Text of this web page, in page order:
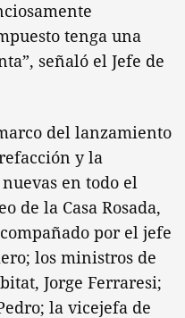
tenga una
señaló el Jefe de
del lanzamiento
y la
en todo el
de la Casa Rosada,
por el jefe
los ministros de
Jorge Ferraresi;
la vicejefa de